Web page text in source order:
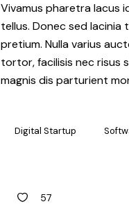
Vivamus pharetra lacus
tellus. Donec sed lacinia
pretium. Nulla varius
tortor, facilisis nec risus
magnis dis parturient
Digital Startup
57